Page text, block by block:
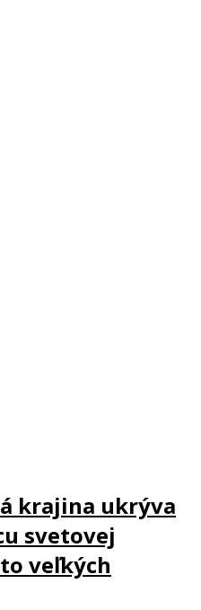
krajina ukrýva
svetovej
veľkých